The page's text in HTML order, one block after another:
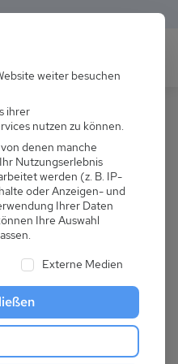
weiter besuchen
ihrer
nutzen zu können.
denen manche
Nutzungserlebnis
werden (z. B. IP-
oder Anzeigen- und
Ihrer Daten
Ihre Auswahl
die eine Einwilligung
Externe Medien